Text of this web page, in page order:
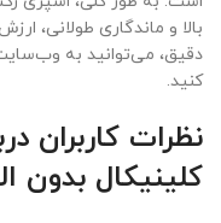
بالا و ماندگاری طولانی،
دقیق، می‌توانید به
کنید.
نظرات کاربران
کلینیکال